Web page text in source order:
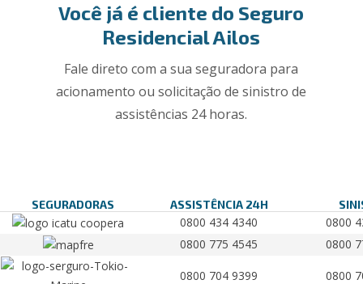
Você já é cliente do Seguro
Residencial Ailos
Fale direto com a sua seguradora para
acionamento ou solicitação de sinistro de
assistências 24 horas.
SEGURADORAS ASSISTÊNCIA 24H
0800 434 4340
0800
0800 775 4545
0800
0800 704 9399
0800